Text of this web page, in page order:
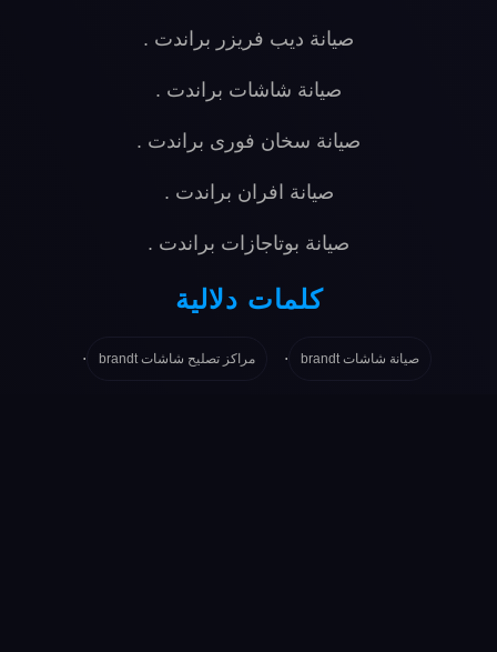
صيانة ديب فريزر براندت .
صيانة شاشات براندت .
صيانة سخان فورى براندت .
صيانة افران براندت .
صيانة بوتاجازات براندت .
كلمات دلالية
صيانة شاشات brandt . مراكز تصليح شاشات brandt .